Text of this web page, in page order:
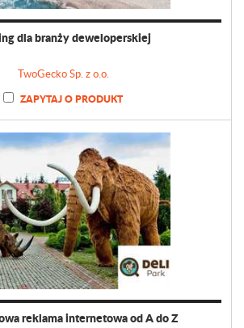
dla branży deweloperskiej
TwoGecko Sp. z o.o.
ZAPYTAJ O PRODUKT
reklama internetowa od A do Z